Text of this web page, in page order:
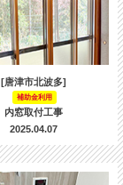
[唐津市北波多]
補助金利用
内窓取付工事
2025.04.07